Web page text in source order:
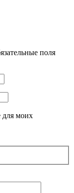
поля
для моих